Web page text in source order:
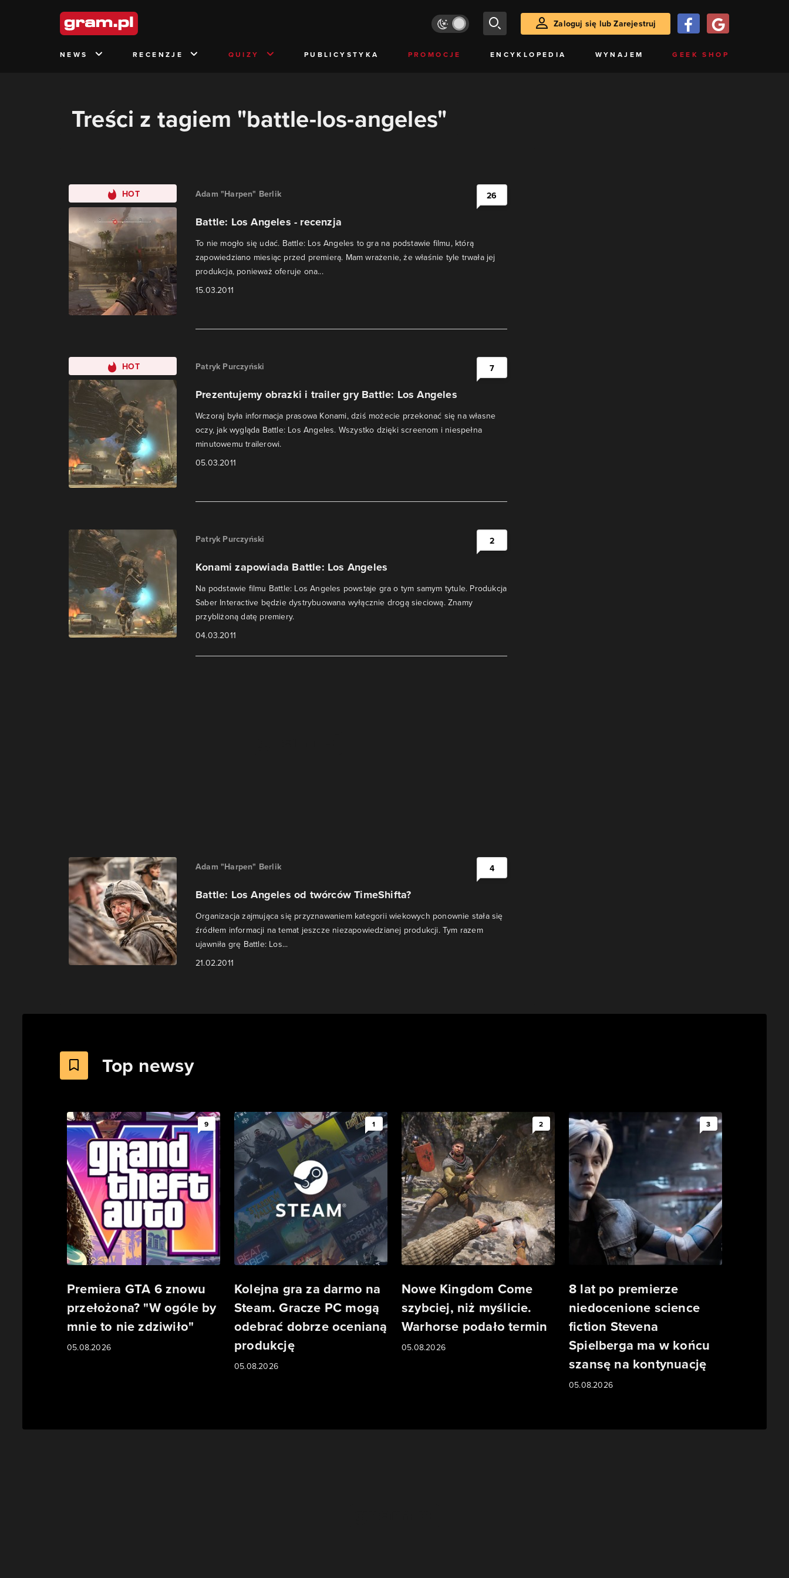
Zaloguj się lub Zarejestruj
NEWS RECENZJE QUIZY PUBLICYSTYKA PROMOCJE ENCYKLOPEDIA WYNAJEM GEEK SHOP
Treści z tagiem "battle-los-angeles"
HOT Adam "Harpen" Berlik
Battle: Los Angeles - recenzja
To nie mogło się udać. Battle: Los Angeles to gra na podstawie filmu, którą
zapowiedziano miesiąc przed premierą. Mam wrażenie, że właśnie tyle trwała jej
produkcja, ponieważ oferuje ona...
15.03.2011
26
HOT Patryk Purczyński
Prezentujemy obrazki i trailer gry Battle: Los Angeles
Wczoraj była informacja prasowa Konami, dziś możecie przekonać się na własne
oczy, jak wygląda Battle: Los Angeles. Wszystko dzięki screenom i niespełna
minutowemu trailerowi.
05.03.2011
7
Patryk Purczyński
Konami zapowiada Battle: Los Angeles
Na podstawie filmu Battle: Los Angeles powstaje gra o tym samym tytule. Produkcja
Saber Interactive będzie dystrybuowana wyłącznie drogą sieciową. Znamy
przybliżoną datę premiery.
04.03.2011
2
Adam "Harpen" Berlik
Battle: Los Angeles od twórców TimeShifta?
Organizacja zajmująca się przyznawaniem kategorii wiekowych ponownie stała się
źródłem informacji na temat jeszcze niezapowiedzianej produkcji. Tym razem
ujawniła grę Battle: Los...
21.02.2011
4
Top newsy
9
Premiera GTA 6 znowu
przełożona? "W ogóle by
mnie to nie zdziwiło"
05.08.2026
1
Kolejna gra za darmo na
Steam. Gracze PC mogą
odebrać dobrze ocenianą
produkcję
05.08.2026
2
Nowe Kingdom Come
szybciej, niż myślicie.
Warhorse podało termin
05.08.2026
3
8 lat po premierze
niedocenione science
fiction Stevena
Spielberga ma w końcu
szansę na kontynuację
05.08.2026